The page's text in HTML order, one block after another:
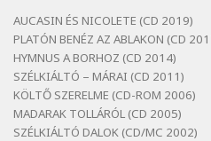
Bertók László: Az
Szélkiáltó
Bertók László: Dinnye
Szélkiáltó
Bertók László: Diófa-
Szélkiáltó
AUCASIN ÉS NICOLETE (CD 2019)
PLATÓN BENÉZ AZ ABLAKON (CD
HYMNUS A BORHOZ (CD 2014)
SZÉLKIÁLTÓ – MÁRAI (CD 2011)
KÖLTŐ SZERELME (CD-ROM 2006)
MADARAK TOLLÁRÓL (CD 2005)
SZÉLKIÁLTÓ DALOK (CD/MC 2002)